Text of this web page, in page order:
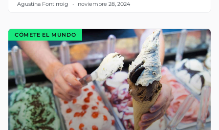
Agustina Fontirroig noviembre 28, 2024
CÓMETE EL MUNDO